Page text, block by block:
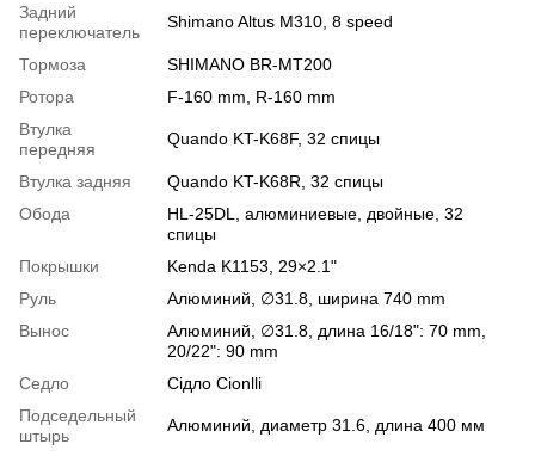
Задний
переключатель
Shimano Altus M310, 8 speed
Тормоза
SHIMANO BR-MT200
Ротора
F-160 mm, R-160 mm
Втулка
передняя
Quando KT-K68F, 32 спицы
Втулка задняя
Quando KT-K68R, 32 спицы
Обода
HL-25DL, алюминиевые, двойные, 32
спицы
Покрышки
Kenda K1153, 29×2.1"
Руль
Алюминий, ∅31.8, ширина 740 mm
Вынос
Алюминий, ∅31.8, длина 16/18": 70 mm,
20/22": 90 mm
Седло
Сідло Cionlli
Подседельный
штырь
Алюминий, диаметр 31.6, длина 400 мм